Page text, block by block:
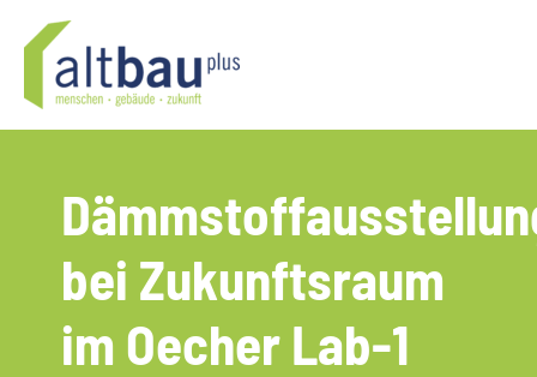
Inhalt
springen
bei Zukunftsraum
im Oecher Lab-1